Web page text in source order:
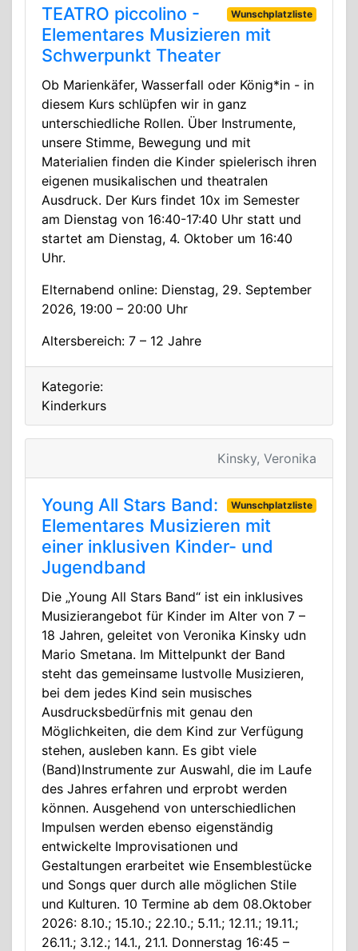
Wunschplatzliste
TEATRO piccolino -
Elementares Musizieren mit
Schwerpunkt Theater
Ob Marienkäfer, Wasserfall oder König*in - in
diesem Kurs schlüpfen wir in ganz
unterschiedliche Rollen. Über Instrumente,
unsere Stimme, Bewegung und mit
Materialien finden die Kinder spielerisch ihren
eigenen musikalischen und theatralen
Ausdruck. Der Kurs findet 10x im Semester
am Dienstag von 16:40-17:40 Uhr statt und
startet am Dienstag, 4. Oktober um 16:40
Uhr.
Elternabend online: Dienstag, 29. September
2026, 19:00 – 20:00 Uhr
Altersbereich: 7 – 12 Jahre
Kategorie:
Kinderkurs
Kinsky, Veronika
Wunschplatzliste
Young All Stars Band:
Elementares Musizieren mit
einer inklusiven Kinder- und
Jugendband
Die „Young All Stars Band“ ist ein inklusives
Musizierangebot für Kinder im Alter von 7 –
18 Jahren, geleitet von Veronika Kinsky udn
Mario Smetana. Im Mittelpunkt der Band
steht das gemeinsame lustvolle Musizieren,
bei dem jedes Kind sein musisches
Ausdrucksbedürfnis mit genau den
Möglichkeiten, die dem Kind zur Verfügung
stehen, ausleben kann. Es gibt viele
(Band)Instrumente zur Auswahl, die im Laufe
des Jahres erfahren und erprobt werden
können. Ausgehend von unterschiedlichen
Impulsen werden ebenso eigenständig
entwickelte Improvisationen und
Gestaltungen erarbeitet wie Ensemblestücke
und Songs quer durch alle möglichen Stile
und Kulturen. 10 Termine ab dem 08.Oktober
2026: 8.10.; 15.10.; 22.10.; 5.11.; 12.11.; 19.11.;
26.11.; 3.12.; 14.1., 21.1. Donnerstag 16:45 –